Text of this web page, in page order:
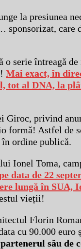
la presiunea
sponsorizat, care
o serie întreagă
Mai exact, în
tot al DNA, la
Giroc, privind
formă! Astfel de
ordine publică.
Ionel Toma,
data de 22
lungă în SUA,
vieții!
Florin
cu 90.000 euro
său de